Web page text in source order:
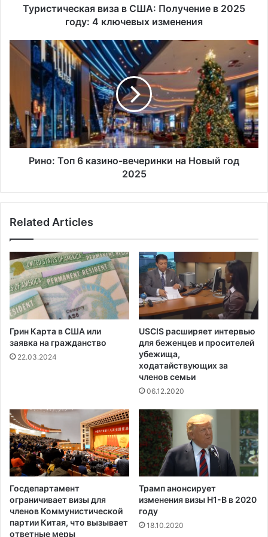
ключевых
Туристическая виза в США: Получение в 2025
году: 4 ключевых изменения
Рино:
казино-
вечеринки
на
Новый
год
2025
Рино: Топ 6 казино-вечеринки на Новый год
2025
Related Articles
Грин Карта в США или
заявка на гражданство
22.03.2024
USCIS расширяет интервью
для беженцев и просителей
убежища,
ходатайствующих за
членов семьи
06.12.2020
Госдепартамент
ограничивает визы для
членов Коммунистической
партии Китая, что вызывает
ответные меры
Трамп анонсирует
изменения визы H1-B в 2020
году
18.10.2020